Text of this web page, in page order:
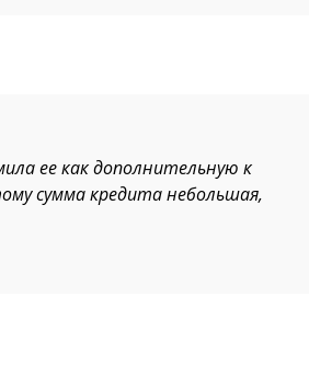
ее как дополнительную к
сумма кредита небольшая,